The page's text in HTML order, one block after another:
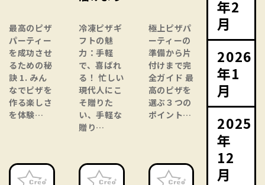
最高のピザ
パーティー
を成功させ
るための秘
訣 1. みん
なでピザを
作る楽しさ
を体験…
冷凍ピザギ
フトの魅
力：手軽
で、喜ばれ
る！ 忙しい
現代人にこ
そ贈りた
い、手軽な
贈り…
極上ピザパ
ーティーの
準備から片
付けまで完
全ガイド 最
高のピザを
選ぶ３つの
ポイント…
年2
月
2026
年1
月
2025
年
12
月